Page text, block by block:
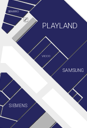
SAMSUNG
SBARRO
SIEMENS
VICCO
PLAYLAND